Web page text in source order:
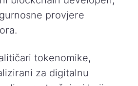
provjere
tokenomike,
za digitalnu